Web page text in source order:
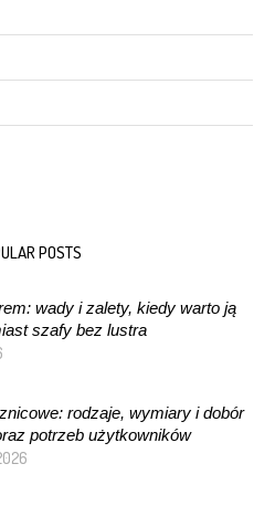
POSTS
wady i zalety, kiedy warto ją
szafy bez lustra
rodzaje, wymiary i dobór
potrzeb użytkowników